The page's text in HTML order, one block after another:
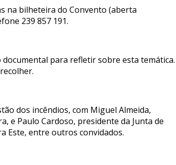
na bilheteira do Convento (aberta
239 857 191.
para refletir sobre esta temática.
dos incêndios, com Miguel Almeida,
e Paulo Cardoso, presidente da Junta de
Este, entre outros convidados.